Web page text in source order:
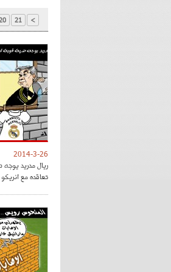
21 >
2014-3-26
ريال مدريد
تعاقده مع